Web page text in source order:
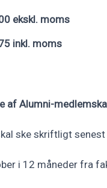
ekskl. moms
inkl. moms
af Alumni-
ske skriftligt
i 12 måneder fra